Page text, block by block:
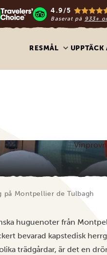
4.9/5
Baserat på 933+
RESMÅL UPPTÄCK
på Montpellier de Tulbagh
huguenoter från
bevarad kapstedisk
trädgårdar, är det en